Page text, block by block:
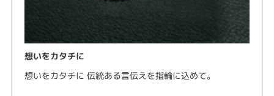
想いをカタチに
想いをカタチに 伝統ある言伝えを指輪に込めて。